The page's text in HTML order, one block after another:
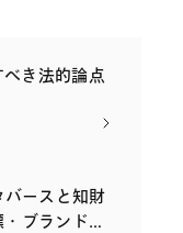
き法的論点
ースと知財
ブランドを